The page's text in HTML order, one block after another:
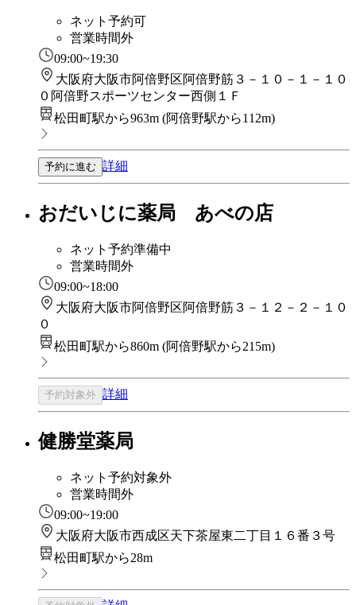
ネット予約可
営業時間外
09:00~19:30
大阪府大阪市阿倍野区阿倍野筋３－１０－１－１０
０阿倍野スポーツセンター西側１Ｆ
松田町駅から963m (阿倍野駅から112m)
予約に進む 詳細
おだいじに薬局 あべの店
ネット予約準備中
営業時間外
09:00~18:00
大阪府大阪市阿倍野区阿倍野筋３－１２－２－１０
０
松田町駅から860m (阿倍野駅から215m)
予約対象外 詳細
健勝堂薬局
ネット予約対象外
営業時間外
09:00~19:00
大阪府大阪市西成区天下茶屋東二丁目１６番３号
松田町駅から28m